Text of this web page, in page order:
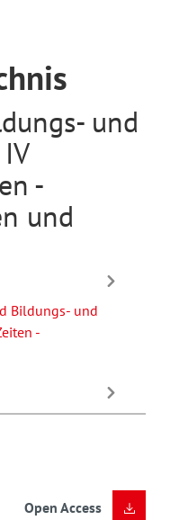
und
-
und
Bildungs- und
-
Open Access